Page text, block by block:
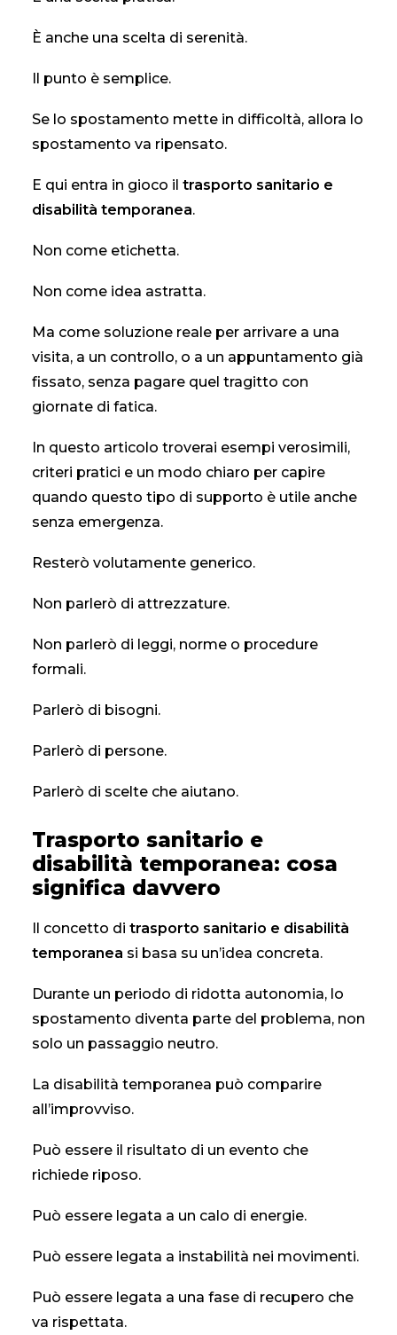
È anche una scelta di serenità.
Il punto è semplice.
Se lo spostamento mette in difficoltà, allora lo
spostamento va ripensato.
E qui entra in gioco il trasporto sanitario e
disabilità temporanea.
Non come etichetta.
Non come idea astratta.
Ma come soluzione reale per arrivare a una
visita, a un controllo, o a un appuntamento già
fissato, senza pagare quel tragitto con
giornate di fatica.
In questo articolo troverai esempi verosimili,
criteri pratici e un modo chiaro per capire
quando questo tipo di supporto è utile anche
senza emergenza.
Resterò volutamente generico.
Non parlerò di attrezzature.
Non parlerò di leggi, norme o procedure
formali.
Parlerò di bisogni.
Parlerò di persone.
Parlerò di scelte che aiutano.
Trasporto sanitario e
disabilità temporanea: cosa
significa davvero
Il concetto di trasporto sanitario e disabilità
temporanea si basa su un’idea concreta.
Durante un periodo di ridotta autonomia, lo
spostamento diventa parte del problema, non
solo un passaggio neutro.
La disabilità temporanea può comparire
all’improvviso.
Può essere il risultato di un evento che
richiede riposo.
Può essere legata a un calo di energie.
Può essere legata a instabilità nei movimenti.
Può essere legata a una fase di recupero che
va rispettata.